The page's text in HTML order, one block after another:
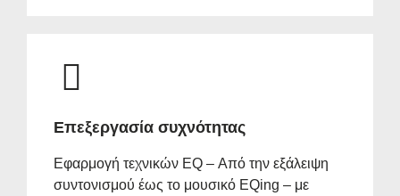
Επεξεργασία συχνότητας
Εφαρμογή τεχνικών EQ – Από την εξάλειψη
συντονισμού έως το μουσικό EQing – με